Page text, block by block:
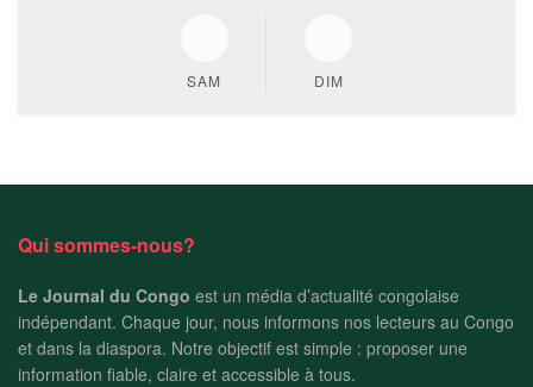
SAM DIM
Qui sommes-nous?
Le Journal du Congo est un média d’actualité congolaise
indépendant. Chaque jour, nous informons nos lecteurs au Congo
et dans la diaspora. Notre objectif est simple : proposer une
information fiable, claire et accessible à tous.